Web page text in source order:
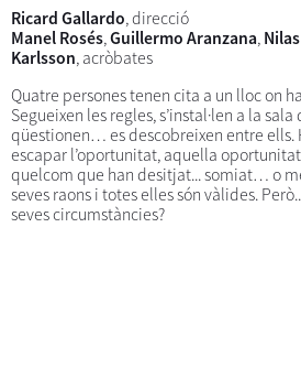
Ricard Gallardo, direcció
Manel Rosés,Guillermo Aranzana,
Karlsson, acròbates
Quatre persones tenen cita a un lloc on
Segueixen les regles, s’instal·len a la
qüestionen… es descobreixen entre ells.
escapar l’oportunitat, aquella
quelcom que han desitjat... somiat… o
seves raons i totes elles són vàlides.
seves circumstàncies?